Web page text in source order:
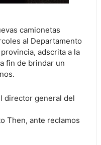
camionetas
al Departamento
adscrita a la
fin de brindar un
director general del
Then, ante reclamos